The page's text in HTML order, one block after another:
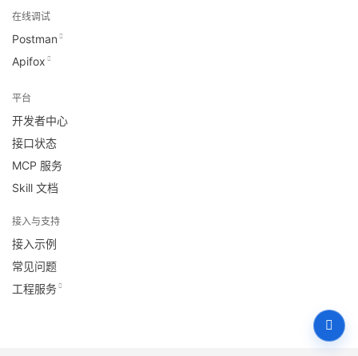
在线调试
Postman
Apifox
平台
开发者中心
接口状态
MCP 服务
Skill 文档
接入与支持
接入示例
常见问题
工程服务